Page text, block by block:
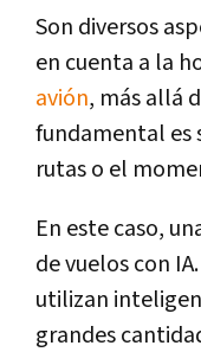
Son diversos
en cuenta a la
avión, más allá
fundamental es
rutas o el
En este caso,
de vuelos con
utilizan
grandes